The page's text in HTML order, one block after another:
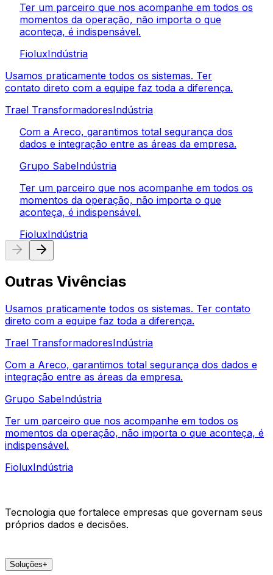
Ter um parceiro que nos acompanhe em todos os
momentos da operação, não importa o que
aconteça, é indispensável.
FioluxIndústria
Usamos praticamente todos os sistemas. Ter
contato direto com a equipe faz toda a diferença.
Trael TransformadoresIndústria
Com a Areco, garantimos total segurança dos
dados e integração entre as áreas da empresa.
Grupo SabeIndústria
Ter um parceiro que nos acompanhe em todos os
momentos da operação, não importa o que
aconteça, é indispensável.
FioluxIndústria
Outras Vivências
Usamos praticamente todos os sistemas. Ter contato
direto com a equipe faz toda a diferença.
Trael TransformadoresIndústria
Com a Areco, garantimos total segurança dos dados e
integração entre as áreas da empresa.
Grupo SabeIndústria
Ter um parceiro que nos acompanhe em todos os
momentos da operação, não importa o que aconteça, é
indispensável.
FioluxIndústria
Tecnologia que fortalece empresas que governam seus
próprios dados e decisões.
Soluções+